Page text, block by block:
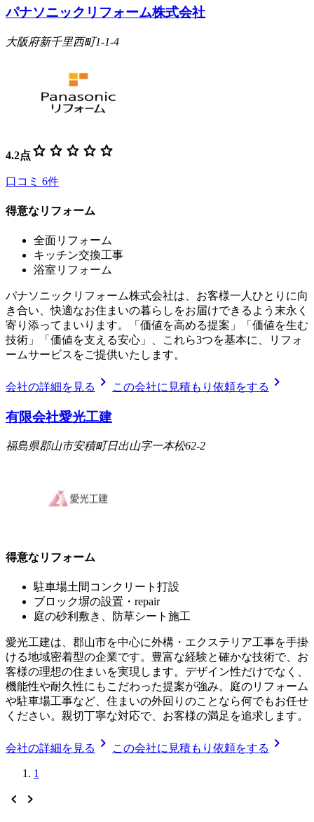
パナソニックリフォーム株式会社
大阪府新千里西町1-1-4
4.2点 star star star star star
口コミ 6件
得意なリフォーム
全面リフォーム
キッチン交換工事
浴室リフォーム
パナソニックリフォーム株式会社は、お客様一人ひとりに向
き合い、快適なお住まいの暮らしをお届けできるよう末永く
寄り添ってまいります。「価値を高める提案」「価値を生む
技術」「価値を支える安心」、これら3つを基本に、リフォ
ームサービスをご提供いたします。
会社の詳細を見る chevron_right この会社に見積もり依頼をする chevron_right
有限会社愛光工建
福島県郡山市安積町日出山字一本松62-2
得意なリフォーム
駐車場土間コンクリート打設
ブロック塀の設置・repair
庭の砂利敷き、防草シート施工
愛光工建は、郡山市を中心に外構・エクステリア工事を手掛
ける地域密着型の企業です。豊富な経験と確かな技術で、お
客様の理想の住まいを実現します。デザイン性だけでなく、
機能性や耐久性にもこだわった提案が強み。庭のリフォーム
や駐車場工事など、住まいの外回りのことなら何でもお任せ
ください。親切丁寧な対応で、お客様の満足を追求します。
会社の詳細を見る chevron_right この会社に見積もり依頼をする chevron_right
1
chevron_left chevron_right